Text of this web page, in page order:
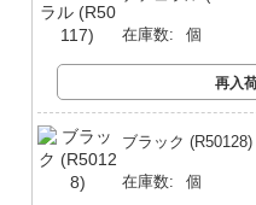
在庫数: 個
再入
ブラック (R50128)
在庫数: 個